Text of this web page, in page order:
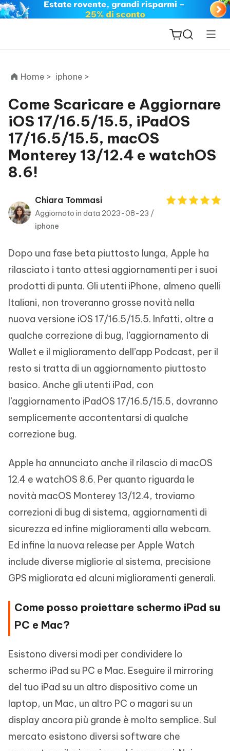
ReiBoot
for iOS
PDNob
PDF
iAnyGo
Home > iphone >
Come Scaricare e Aggiornare
iOS 17/16.5/15.5, iPadOS
17/16.5/15.5, macOS
Monterey 13/12.4 e watchOS
8.6!
Chiara Tommasi
Aggiornato in data 2023-08-23 /
iphone
Dopo una fase beta piuttosto lunga, Apple ha
rilasciato i tanto attesi aggiornamenti per i suoi
prodotti di punta. Gli utenti iPhone, almeno quelli
Italiani, non troveranno grosse novità nella
nuova versione iOS 17/16.5/15.5. Infatti, oltre a
qualche correzione di bug, l’aggiornamento di
Wallet e il miglioramento dell’app Podcast, per il
resto si tratta di un aggiornamento piuttosto
basico. Anche gli utenti iPad, con
l’aggiornamento iPadOS 17/16.5/15.5, dovranno
semplicemente accontentarsi di qualche
correzione bug.
Apple ha annunciato anche il rilascio di macOS
12.4 e watchOS 8.6. Per quanto riguarda le
novità macOS Monterey 13/12.4, troviamo
correzioni di bug di sistema, aggiornamenti di
sicurezza ed infine miglioramenti alla webcam.
Ed infine la nuova release per Apple Watch
include diverse migliorie al sistema, precisione
GPS migliorata ed alcuni miglioramenti generali.
Come posso proiettare schermo iPad su
PC e Mac?
Esistono diversi modi per condividere lo
schermo iPad su PC e Mac. Eseguire il mirroring
del tuo iPad su un altro dispositivo come un
laptop, un Mac, un altro PC o magari su un
display ancora più grande è molto semplice. Sul
mercato esistono diversi software che